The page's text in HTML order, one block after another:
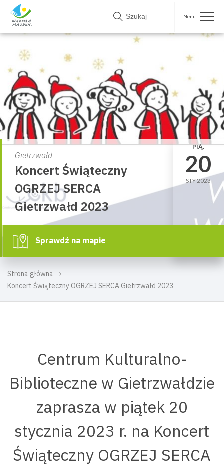
Skip
Strona główna
Koncert Świąteczny OGRZEJ SERCA Gietrzwałd 2023
Gietrzwałd
Koncert Świąteczny
OGRZEJ SERCA
Gietrzwałd 2023
PIĄ.
20
STY 2023
Sprawdź na mapie
Centrum Kulturalno-
Biblioteczne w Gietrzwałdzie
zaprasza w piątek 20
stycznia 2023 r. na Koncert
Świąteczny OGRZEJ SERCA